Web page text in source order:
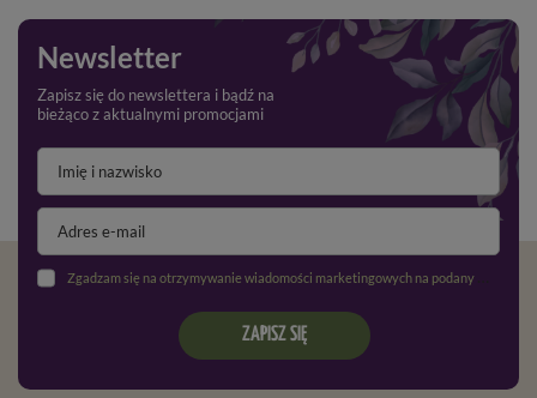
Newsletter
Zapisz się do newslettera i bądź na
bieżąco z aktualnymi promocjami
Zgadzam się na otrzymywanie wiadomości marketingowych na podany adres e-mail oraz przetwarzanie danych osobowych zgodnie z
ZAPISZ SIĘ